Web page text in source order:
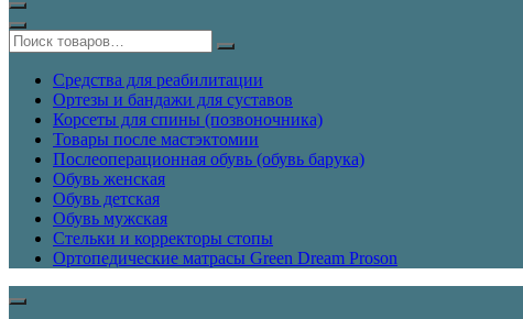
Средства для реабилитации
Ортезы и бандажи для суставов
Корсеты для спины (позвоночника)
Товары после мастэктомии
Послеоперационная обувь (обувь барука)
Обувь женская
Обувь детская
Обувь мужская
Стельки и корректоры стопы
Ортопедические матрасы Green Dream Proson